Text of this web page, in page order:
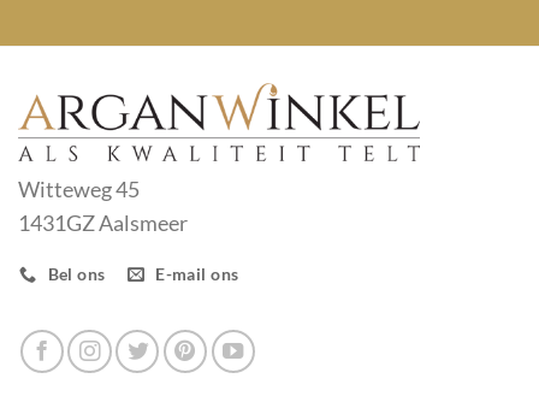
Witteweg 45
1431GZ Aalsmeer
Bel ons E-mail ons